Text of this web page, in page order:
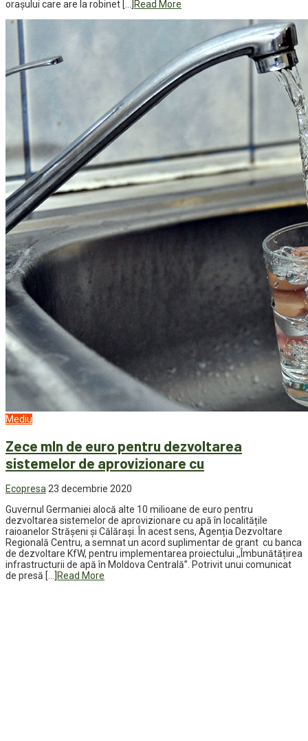
orașului care are la robinet […] Read More
Mediu
Zece mln de euro pentru dezvoltarea
sistemelor de aprovizionare cu
Ecopresa23 decembrie 2020
Guvernul Germaniei alocă alte 10 milioane de euro pentru
dezvoltarea sistemelor de aprovizionare cu apă în localitățile
raioanelor Strășeni și Călărași. În acest sens, Agenția Dezvoltare
Regională Centru, a semnat un acord suplimentar de grant cu banca
de dezvoltare KfW, pentru implementarea proiectului ,,Îmbunătățirea
infrastructurii de apă în Moldova Centrală”. Potrivit unui comunicat
de presă […] Read More